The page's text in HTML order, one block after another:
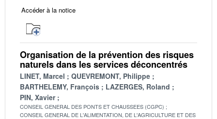
Accéder à la notice
Organisation de la prévention des risques
naturels dans les services déconcentrés
LINET, Marcel
QUEVREMONT, Philippe
BARTHELEMY, François
LAZERGES, Roland
PIN, Xavier
CONSEIL GENERAL DES PONTS ET CHAUSSEES (CGPC)
CONSEIL GENERAL DE L'ALIMENTATION, DE L'AGRICULTURE ET DES